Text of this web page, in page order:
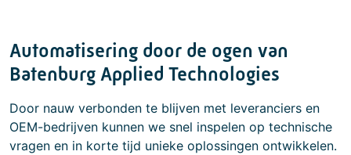
Automatisering door de ogen van
Batenburg Applied Technologies
Door nauw verbonden te blijven met leveranciers en
OEM-bedrijven kunnen we snel inspelen op technische
vragen en in korte tijd unieke oplossingen ontwikkelen.